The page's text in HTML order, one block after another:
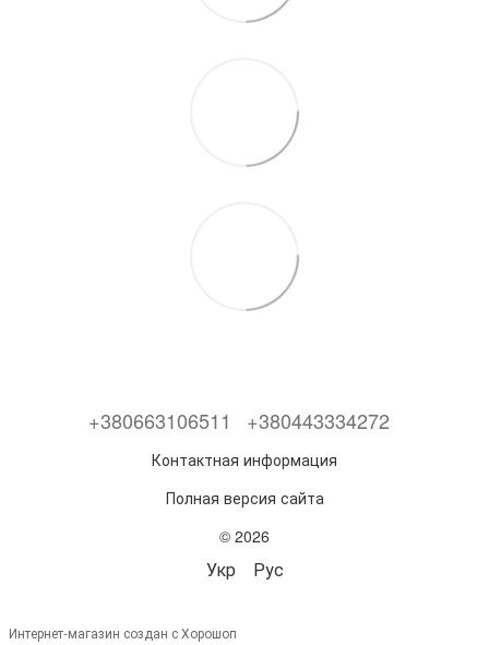
+380663106511 +380443334272
Контактная информация
Полная версия сайта
© 2026
Укр Рус
Интернет-магазин создан с Хорошоп